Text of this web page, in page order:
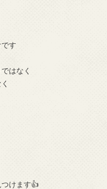
す
はなく
けます👍